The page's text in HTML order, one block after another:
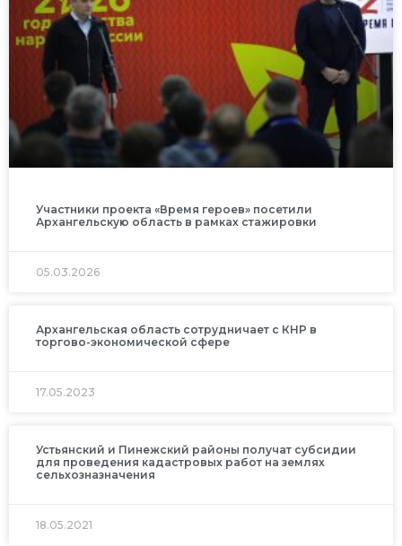
Участники проекта «Время героев» посетили
Архангельскую область в рамках стажировки
05.03.2026
Архангельская область сотрудничает с КНР в
торгово-экономической сфере
17.05.2023
Устьянский и Пинежский районы получат субсидии
для проведения кадастровых работ на землях
сельхозназначения
18.05.2021